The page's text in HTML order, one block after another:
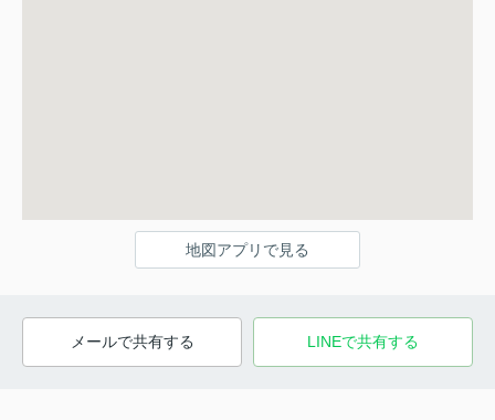
地図アプリで見る
メールで共有する LINEで共有する